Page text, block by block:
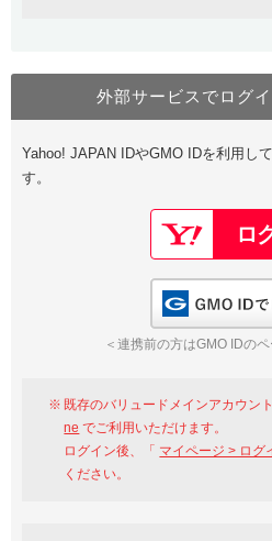
Value Domain
Google
GMO ID
※AmazonはValue
Value Domain One
以下でも登
Google
GMO ID
外部サービスでログ
Yahoo! JAPAN IDやGMO IDを利用し
す。
＜連携前の方はGMO IDの
既存のバリュードメインアカウン
ne でご利用いただけます。
ログイン後、「 マイページ > ログ
ください。